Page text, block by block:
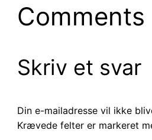
Comments
Skriv et svar
Din e-mailadresse vil ikke
Krævede felter er markeret